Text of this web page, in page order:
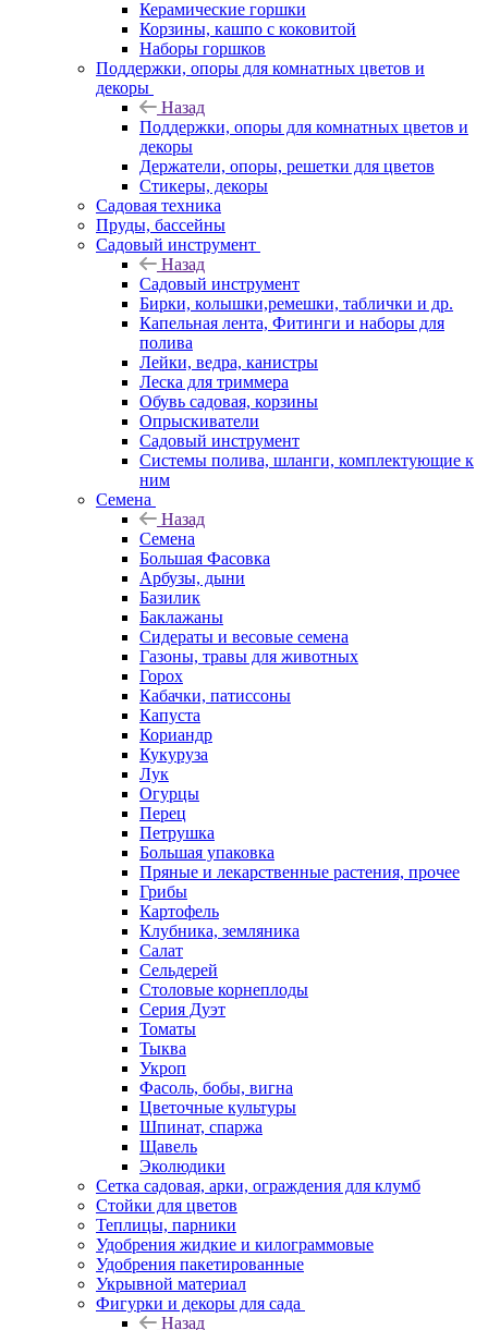
Керамические горшки
Корзины, кашпо с коковитой
Наборы горшков
Поддержки, опоры для комнатных цветов и
декоры
Назад
Поддержки, опоры для комнатных цветов и
декоры
Держатели, опоры, решетки для цветов
Стикеры, декоры
Садовая техника
Пруды, бассейны
Садовый инструмент
Назад
Садовый инструмент
Бирки, колышки,ремешки, таблички и др.
Капельная лента, Фитинги и наборы для
полива
Лейки, ведра, канистры
Леска для триммера
Обувь садовая, корзины
Опрыскиватели
Садовый инструмент
Системы полива, шланги, комплектующие к
ним
Семена
Назад
Семена
Большая Фасовка
Арбузы, дыни
Базилик
Баклажаны
Сидераты и весовые семена
Газоны, травы для животных
Горох
Кабачки, патиссоны
Капуста
Кориандр
Кукуруза
Лук
Огурцы
Перец
Петрушка
Большая упаковка
Пряные и лекарственные растения, прочее
Грибы
Картофель
Клубника, земляника
Салат
Сельдерей
Столовые корнеплоды
Серия Дуэт
Томаты
Тыква
Укроп
Фасоль, бобы, вигна
Цветочные культуры
Шпинат, спаржа
Щавель
Эколюдики
Сетка садовая, арки, ограждения для клумб
Стойки для цветов
Теплицы, парники
Удобрения жидкие и килограммовые
Удобрения пакетированные
Укрывной материал
Фигурки и декоры для сада
Назад